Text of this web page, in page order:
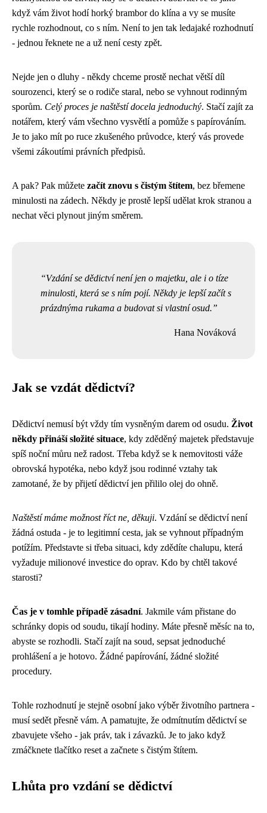
když vám život hodí horký brambor do klína a vy se musíte
rychle rozhodnout, co s ním. Není to jen tak ledajaké rozhodnutí
- jednou řeknete ne a už není cesty zpět.
Nejde jen o dluhy - někdy chceme prostě nechat větší díl
sourozenci, který se o rodiče staral, nebo se vyhnout rodinným
sporům. Celý proces je naštěstí docela jednoduchý. Stačí zajít za
notářem, který vám všechno vysvětlí a pomůže s papírováním.
Je to jako mít po ruce zkušeného průvodce, který vás provede
všemi zákoutími právních předpisů.
A pak? Pak můžete začít znovu s čistým štítem, bez břemene
minulosti na zádech. Někdy je prostě lepší udělat krok stranou a
nechat věci plynout jiným směrem.
Vzdání se dědictví není jen o majetku, ale i o tíze
minulosti, která se s ním pojí. Někdy je lepší začít s
prázdnýma rukama a budovat si vlastní osud.
Hana Nováková
Jak se vzdát dědictví?
Dědictví nemusí být vždy tím vysněným darem od osudu. Život
někdy přináší složité situace, kdy zděděný majetek představuje
spíš noční můru než radost. Třeba když se k nemovitosti váže
obrovská hypotéka, nebo když jsou rodinné vztahy tak
zamotané, že by přijetí dědictví jen přililo olej do ohně.
Naštěstí máme možnost říct ne, děkuji. Vzdání se dědictví není
žádná ostuda - je to legitimní cesta, jak se vyhnout případným
potížím. Představte si třeba situaci, kdy zdědíte chalupu, která
vyžaduje milionové investice do oprav. Kdo by chtěl takové
starosti?
Čas je v tomhle případě zásadní. Jakmile vám přistane do
schránky dopis od soudu, tikají hodiny. Máte přesně měsíc na to,
abyste se rozhodli. Stačí zajít na soud, sepsat jednoduché
prohlášení a je hotovo. Žádné papírování, žádné složité
procedury.
Tohle rozhodnutí je stejně osobní jako výběr životního partnera -
musí sedět přesně vám. A pamatujte, že odmítnutím dědictví se
zbavujete všeho - jak práv, tak i závazků. Je to jako když
zmáčknete tlačítko reset a začnete s čistým štítem.
Lhůta pro vzdání se dědictví